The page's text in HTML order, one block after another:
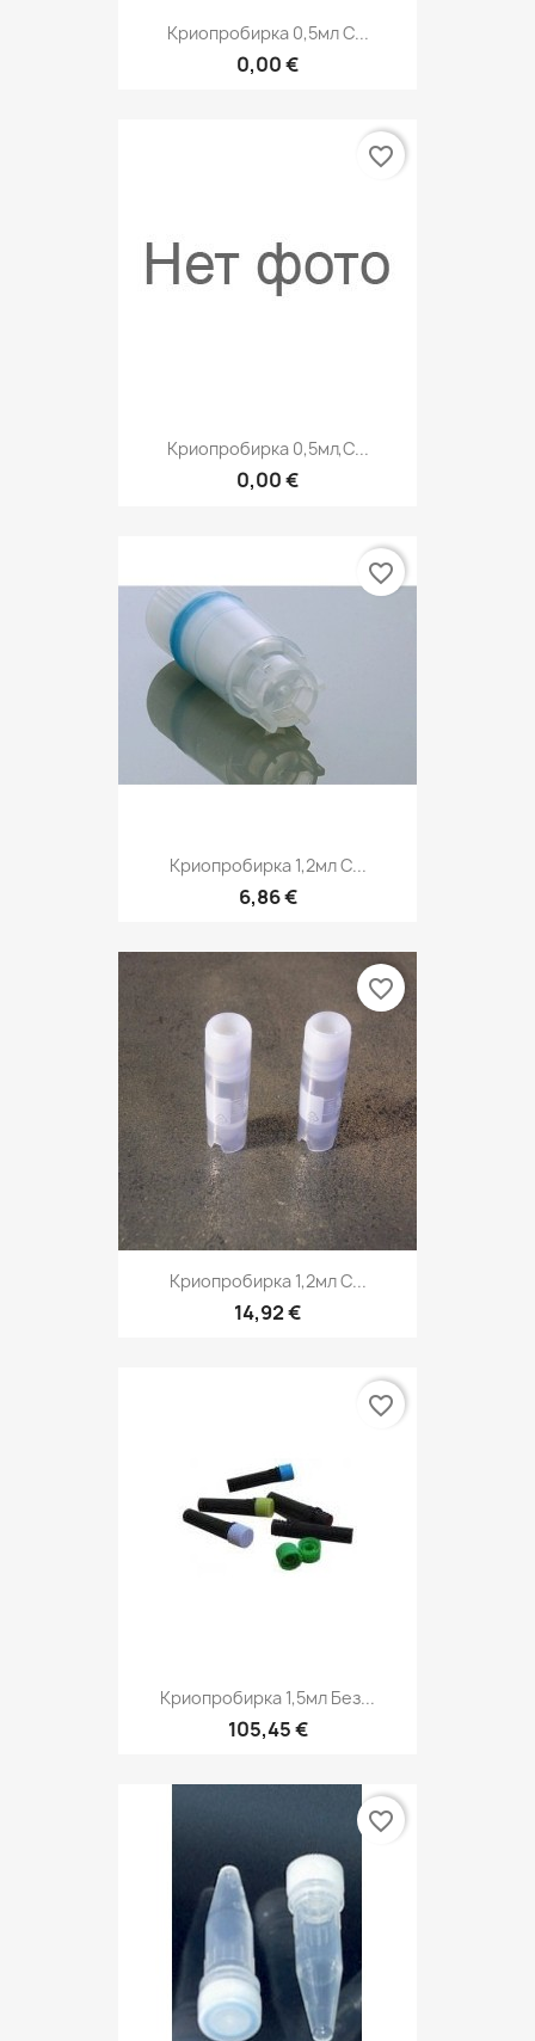
Криопробирка 0,5мл С...
0,00 €
Криопробирка 0,5мл,с...
0,00 €
favorite_border
Криопробирка 1,2мл С...
6,86 €
favorite_border
Криопробирка 1,2мл С...
14,92 €
favorite_border
Криопробирка 1,5мл Без...
105,45 €
favorite_border
favorite_border